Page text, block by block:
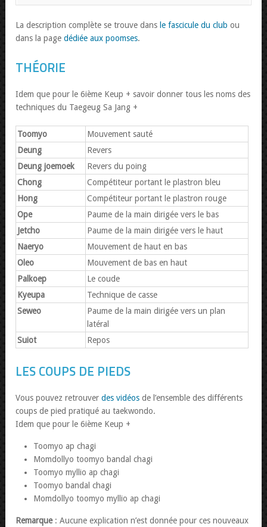
La description complète se trouve dans le fascicule du club ou
dans la pagedédiée aux poomses.
THÉORIE
Idem que pour le 6ième Keup + savoir donner tous les noms des
techniques du Taegeug Sa Jang +
Toomyo
Mouvement sauté
Deung
Revers
Deung joemoek
Revers du poing
Chong
Compétiteur portant le plastron bleu
Hong
Compétiteur portant le plastron rouge
Ope
Paume de la main dirigée vers le bas
Jetcho
Paume de la main dirigée vers le haut
Naeryo
Mouvement de haut en bas
Oleo
Mouvement de bas en haut
Palkoep
Le coude
Kyeupa
Technique de casse
Seweo
Paume de la main dirigée vers un plan
latéral
Suiot
Repos
LES COUPS DE PIEDS
Vous pouvez retrouverdes vidéos de l’ensemble des différents
coups de pied pratiqué au taekwondo.
Idem que pour le 6ième Keup +
Toomyo ap chagi
Momdollyo toomyo bandal chagi
Toomyo myllio ap chagi
Toomyo bandal chagi
Momdollyo toomyo myllio ap chagi
Remarque: Aucune explication n’est donnée pour ces nouveaux